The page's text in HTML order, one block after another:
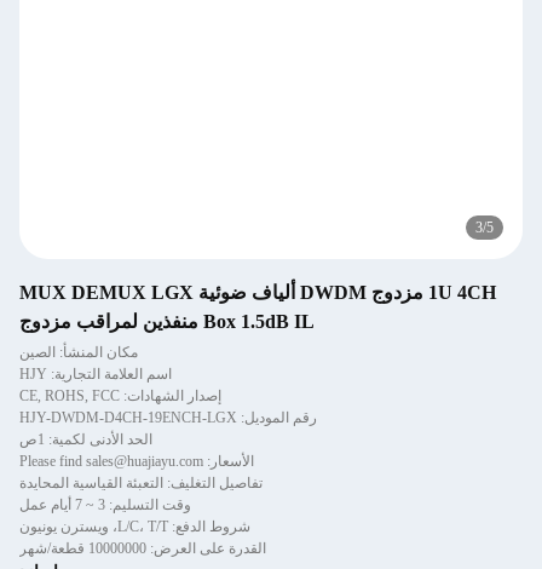
3/5
1U 4CH مزدوج DWDM ألياف ضوئية MUX DEMUX LGX
Box 1.5dB IL منفذين لمراقب مزدوج
مكان المنشأ: الصين
اسم العلامة التجارية: HJY
إصدار الشهادات: CE, ROHS, FCC
رقم الموديل: HJY-DWDM-D4CH-19ENCH-LGX
الحد الأدنى لكمية: 1ص
الأسعار: Please find sales@huajiayu.com
تفاصيل التغليف: التعبئة القياسية المحايدة
وقت التسليم: 3 ~ 7 أيام عمل
شروط الدفع: L/C، T/T، ويسترن يونيون
القدرة على العرض: 10000000 قطعة/شهر